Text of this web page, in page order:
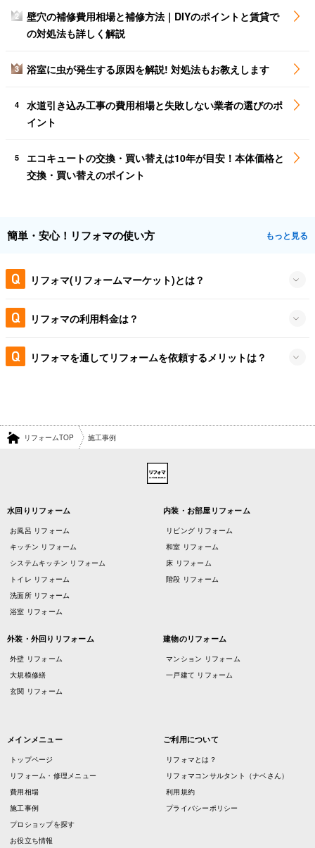
2
壁穴の補修費用相場と補修方法｜DIYのポイントと賃貸で
の対処法も詳しく解説
3 浴室に虫が発生する原因を解説! 対処法もお教えします
4
水道引き込み工事の費用相場と失敗しない業者の選びのポ
イント
5
エコキュートの交換・買い替えは10年が目安！本体価格と
交換・買い替えのポイント
簡単・安心！リフォマの使い方 もっと見る
リフォマ(リフォームマーケット)とは？
リフォマの利用料金は？
リフォマを通してリフォームを依頼するメリットは？
リフォームTOP 施工事例
水回りリフォーム
お風呂 リフォーム
キッチン リフォーム
システムキッチン リフォーム
トイレ リフォーム
洗面所 リフォーム
浴室 リフォーム
内装・お部屋リフォーム
リビング リフォーム
和室 リフォーム
床 リフォーム
階段 リフォーム
外装・外回りリフォーム
外壁 リフォーム
大規模修繕
玄関 リフォーム
建物のリフォーム
マンション リフォーム
一戸建て リフォーム
メインメニュー
トップページ
リフォーム・修理メニュー
費用相場
施工事例
プロショップを探す
お役立ち情報
ご利用について
リフォマとは？
リフォマコンサルタント（ナベさん）
利用規約
プライバシーポリシー